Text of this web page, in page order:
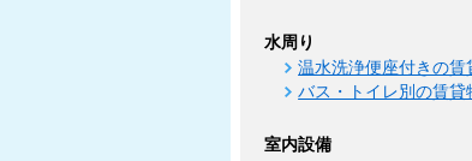
水周り
温水洗浄便座付きの賃
バス・トイレ別の賃貸
室内設備